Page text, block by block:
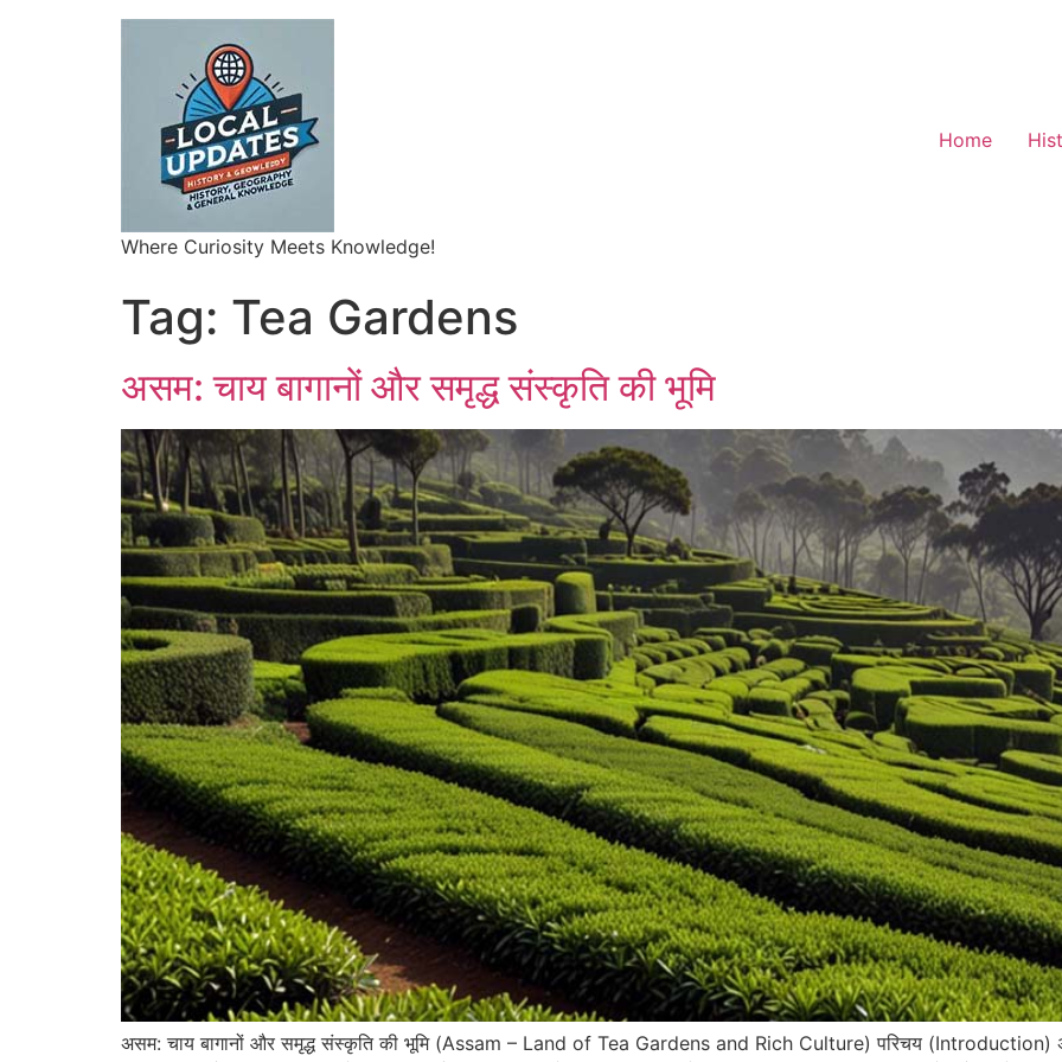
Where Curiosity Meets Knowledge!
Home
Tag: Tea Gardens
असम: चाय बागानों और समृद्ध संस्कृति की भूमि
असम: चाय बागानों और समृद्ध संस्कृति की भूमि (Assam – Land of Tea Gardens and Rich Culture) परिचय (Introduction)